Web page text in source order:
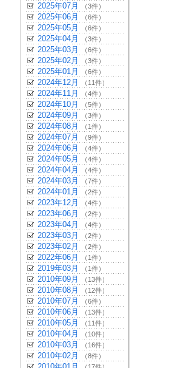
2025年07月 （3件）
2025年06月 （6件）
2025年05月 （6件）
2025年04月 （3件）
2025年03月 （6件）
2025年02月 （3件）
2025年01月 （6件）
2024年12月 （11件）
2024年11月 （4件）
2024年10月 （5件）
2024年09月 （3件）
2024年08月 （1件）
2024年07月 （9件）
2024年06月 （4件）
2024年05月 （4件）
2024年04月 （4件）
2024年03月 （7件）
2024年01月 （2件）
2023年12月 （4件）
2023年06月 （2件）
2023年04月 （4件）
2023年03月 （2件）
2023年02月 （2件）
2022年06月 （1件）
2019年03月 （1件）
2010年09月 （13件）
2010年08月 （12件）
2010年07月 （6件）
2010年06月 （13件）
2010年05月 （11件）
2010年04月 （10件）
2010年03月 （16件）
2010年02月 （8件）